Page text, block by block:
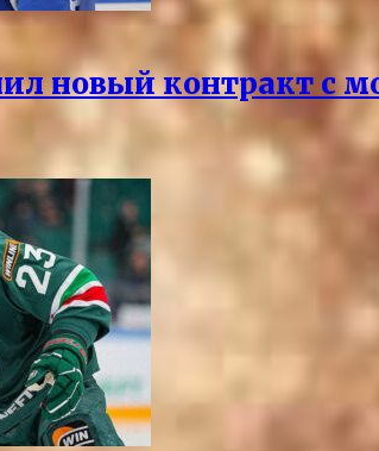
новый контракт с